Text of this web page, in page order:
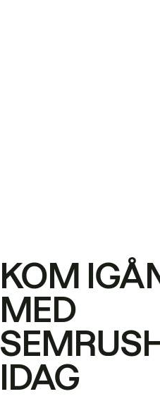
KOM
MED
IDAG